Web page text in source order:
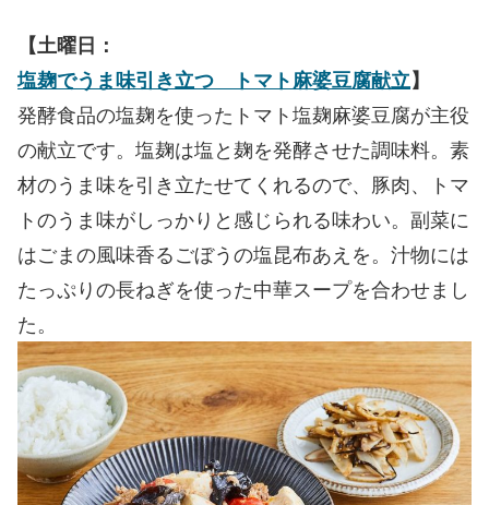
【土曜日：
塩麹でうま味引き立つ トマト麻婆豆腐献立】
発酵食品の塩麹を使ったトマト塩麹麻婆豆腐が主役
の献立です。塩麹は塩と麹を発酵させた調味料。素
材のうま味を引き立たせてくれるので、豚肉、トマ
トのうま味がしっかりと感じられる味わい。副菜に
はごまの風味香るごぼうの塩昆布あえを。汁物には
たっぷりの長ねぎを使った中華スープを合わせまし
た。